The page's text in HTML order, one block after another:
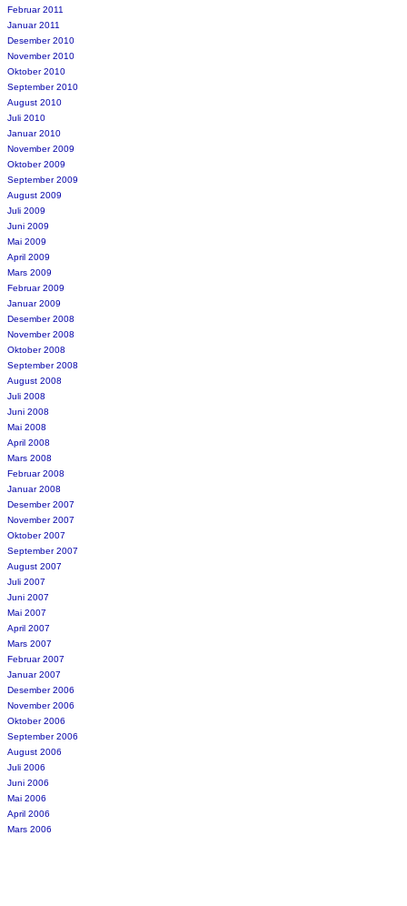
Februar 2011
Januar 2011
Desember 2010
November 2010
Oktober 2010
September 2010
August 2010
Juli 2010
Januar 2010
November 2009
Oktober 2009
September 2009
August 2009
Juli 2009
Juni 2009
Mai 2009
April 2009
Mars 2009
Februar 2009
Januar 2009
Desember 2008
November 2008
Oktober 2008
September 2008
August 2008
Juli 2008
Juni 2008
Mai 2008
April 2008
Mars 2008
Februar 2008
Januar 2008
Desember 2007
November 2007
Oktober 2007
September 2007
August 2007
Juli 2007
Juni 2007
Mai 2007
April 2007
Mars 2007
Februar 2007
Januar 2007
Desember 2006
November 2006
Oktober 2006
September 2006
August 2006
Juli 2006
Juni 2006
Mai 2006
April 2006
Mars 2006